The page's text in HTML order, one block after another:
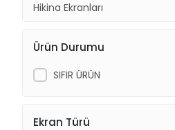
Hiking Ekranları
Omix Ekranları
Trident Ekranları
Sony Ekranları
Ürün Durumu
SIFIR ÜRÜN
Ekran Türü